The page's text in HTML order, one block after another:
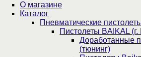
О магазине
Каталог
Пнев­ма­ти­чес­кие
Пистолеты BAIKAL
Доработанные
(тюнинг)